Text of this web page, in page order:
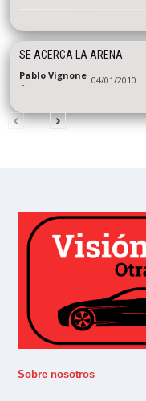
SE ACERCA LA ARENA
Pablo Vignone
- 04/01/2010
Sobre nosotros